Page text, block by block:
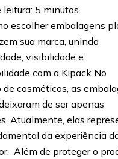
leitura: 5 minutos
escolher embalagens
sua marca, unindo
visibilidade e
com a Kipack No
cosméticos, as
de ser apenas
Atualmente, elas
da experiência
Além de proteger o